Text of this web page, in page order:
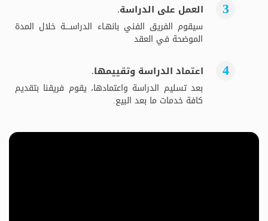
العمل على الدراسة.
سيقوم الفريق الفني بانهـاء الدراســــة خلال المدة
الموضحة في العقد
اعتماد الدراسة وتقييمها.
بعد تسليم الدراسة واعتمادها، يقوم فريقنا بتقديم
كافة خدمات ما بعد البيع.